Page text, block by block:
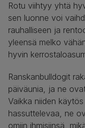
Rotu viihtyy yhtä
sen luonne voi
rauhalliseen ja
yleensä melko
hyvin
Ranskanbulldogit
päiväunia, ja ne
Vaikka niiden
hassuttelevaa, ne
omiin ihmisiinsä,